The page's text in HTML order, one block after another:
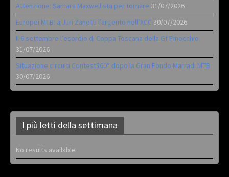
Attenzione: Samara Maxwell sta per tornare 31/07/2026
Europei MTB: a Juri Zanotti l’argento nell’XCC 30/07/2026
Il 6 settembre l’esordio di Coppa Toscana della Gf Pinocchio
31/07/2026
Situazione circuiti Contest360° dopo la Gran Fondo Marradi MTB
30/07/2026
I più letti della settimana
No results available